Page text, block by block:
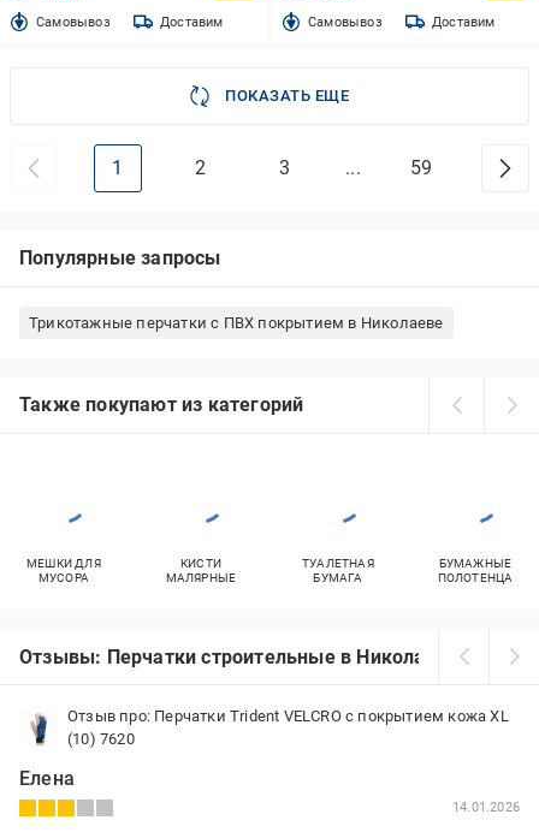
Cамовывоз Доставим Cамовывоз Доставим
ПОКАЗАТЬ ЕЩЕ
1 2 3 ... 59
Популярные запросы
Трикотажные перчатки с ПВХ покрытием в Николаеве
Также покупают из категорий
МЕШКИ ДЛЯ
МУСОРА
КИСТИ
МАЛЯРНЫЕ
ТУАЛЕТНАЯ
БУМАГА
БУМАЖНЫЕ
ПОЛОТЕНЦА
Отзывы: Перчатки строительные в Николаеве
Отзыв про: Перчатки Trident VELCRO с покрытием кожа XL
(10) 7620
Елена
14.01.2026